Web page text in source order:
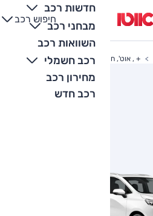
חדשות רכב
מבחני רכב
השוואות רכב
רכב חשמלי
מחירון רכב
רכב חדש
חיפוש רכב
+
-
+ , אוט', חשמלי, 6 מק'